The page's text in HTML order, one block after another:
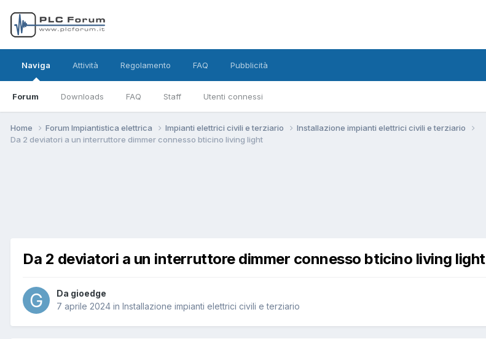
Naviga
Forum Downloads FAQ Staff Utenti connessi
Attività Regolamento FAQ Pubblicità
Home Forum Impiantistica elettrica Impianti elettrici civili e terziario
Installazione impianti elettrici civili e terziario
Da 2 deviatori a un interruttore dimmer connesso bticino living light
Da 2 deviatori a un interruttore dimmer connesso bticino living light
Da gioedge
7 aprile 2024 in Installazione impianti elettrici civili e terziario